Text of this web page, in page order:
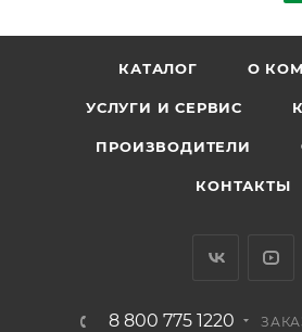
КАТАЛОГ О
УСЛУГИ И СЕРВИС
ПРОИЗВОДИТЕЛИ
КОНТАКТЫ
8 800 775 1220